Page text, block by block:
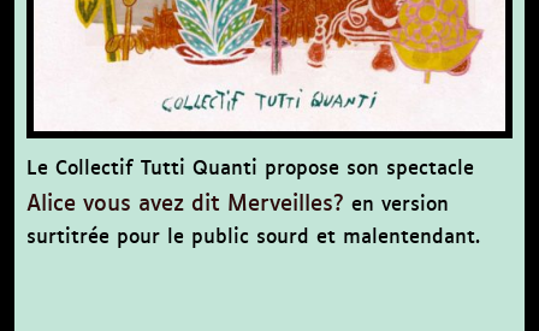
Le Collectif Tutti Quanti propose son spectacle
Alice vous avez dit Merveilles? en version
surtitrée pour le public sourd et malentendant.